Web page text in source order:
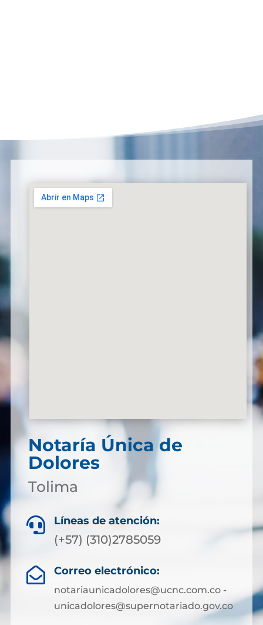
Notaría Única de
Dolores
Tolima
 Líneas de atención:
(+57) (310)2785059
 Correo electrónico:
notariaunicadolores@ucnc.com.co -
unicadolores@supernotariado.gov.co